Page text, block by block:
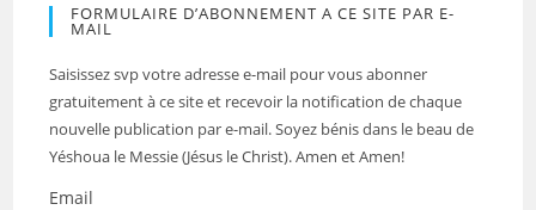
FORMULAIRE D’ABONNEMENT A CE SITE PAR E-
MAIL
Saisissez svp votre adresse e-mail pour vous abonner
gratuitement à ce site et recevoir la notification de chaque
nouvelle publication par e-mail. Soyez bénis dans le beau de
Yéshoua le Messie (Jésus le Christ). Amen et Amen!
Email